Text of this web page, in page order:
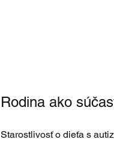
Rodina ako
Starostlivosť o dieťa s